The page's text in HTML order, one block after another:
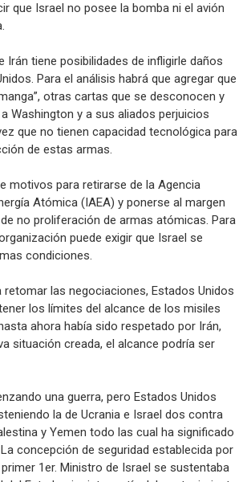
que Israel no posee la bomba ni el avión
Irán tiene posibilidades de infligirle daños
Para el análisis habrá que agregar que
otras cartas que se desconocen y
Washington y a sus aliados perjuicios
que no tienen capacidad tecnológica para
de estas armas.
motivos para retirarse de la Agencia
Atómica (IAEA) y ponerse al margen
no proliferación de armas atómicas. Para
puede exigir que Israel se
condiciones.
retomar las negociaciones, Estados Unidos
los límites del alcance de los misiles
ahora había sido respetado por Irán,
situación creada, el alcance podría ser
una guerra, pero Estados Unidos
la de Ucrania e Israel dos contra
y Yemen todo las cual ha significado
concepción de seguridad establecida por
primer 1er. Ministro de Israel se sustentaba